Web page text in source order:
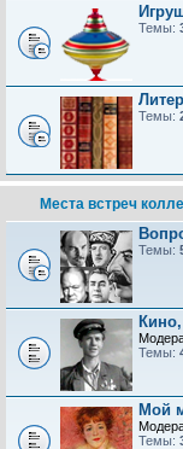
Темы:
Темы:
Места встреч
Темы:
Темы:
Мой
Темы: